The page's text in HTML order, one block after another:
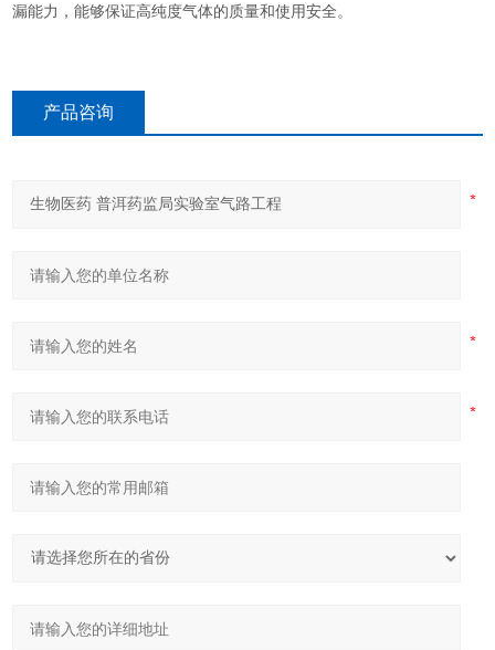
漏能力，能够保证高纯度气体的质量和使用安全。
产品咨询